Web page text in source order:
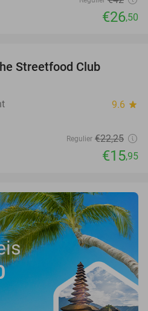
€26,50
Streetfood Club
9.6 star
Regulier €22,25
€15,95